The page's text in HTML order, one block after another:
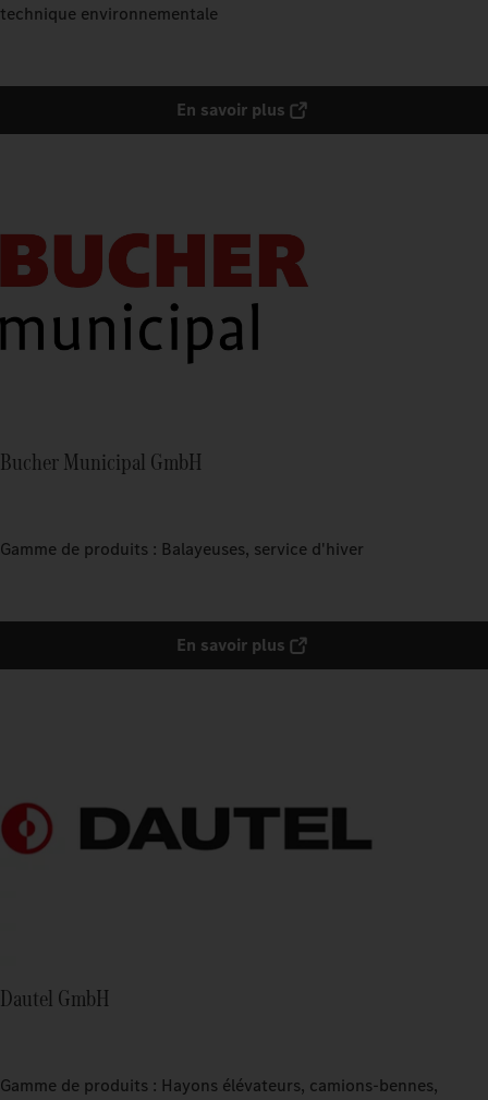
technique environnementale
En savoir plus
Bucher Municipal GmbH
Gamme de produits : Balayeuses, service d'hiver
En savoir plus
Dautel GmbH
Gamme de produits : Hayons élévateurs, camions-bennes,